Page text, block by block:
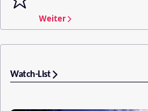
Weiter
Watch-List